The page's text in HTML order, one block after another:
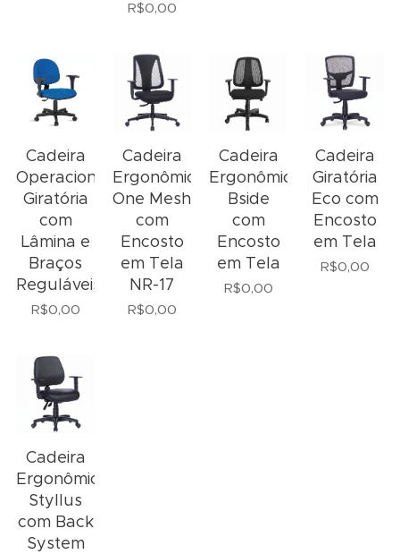
R$0,00
Cadeira
Operacional
Giratória
com
Lâmina e
Braços
Reguláveis
R$0,00
Cadeira
Ergonômica
One Mesh
com
Encosto
em Tela
NR-17
R$0,00
Cadeira
Ergonômica
Bside
com
Encosto
em Tela
R$0,00
Cadeira
Giratória
Eco com
Encosto
em Tela
R$0,00
Cadeira
Ergonômica
Styllus
com Back
System